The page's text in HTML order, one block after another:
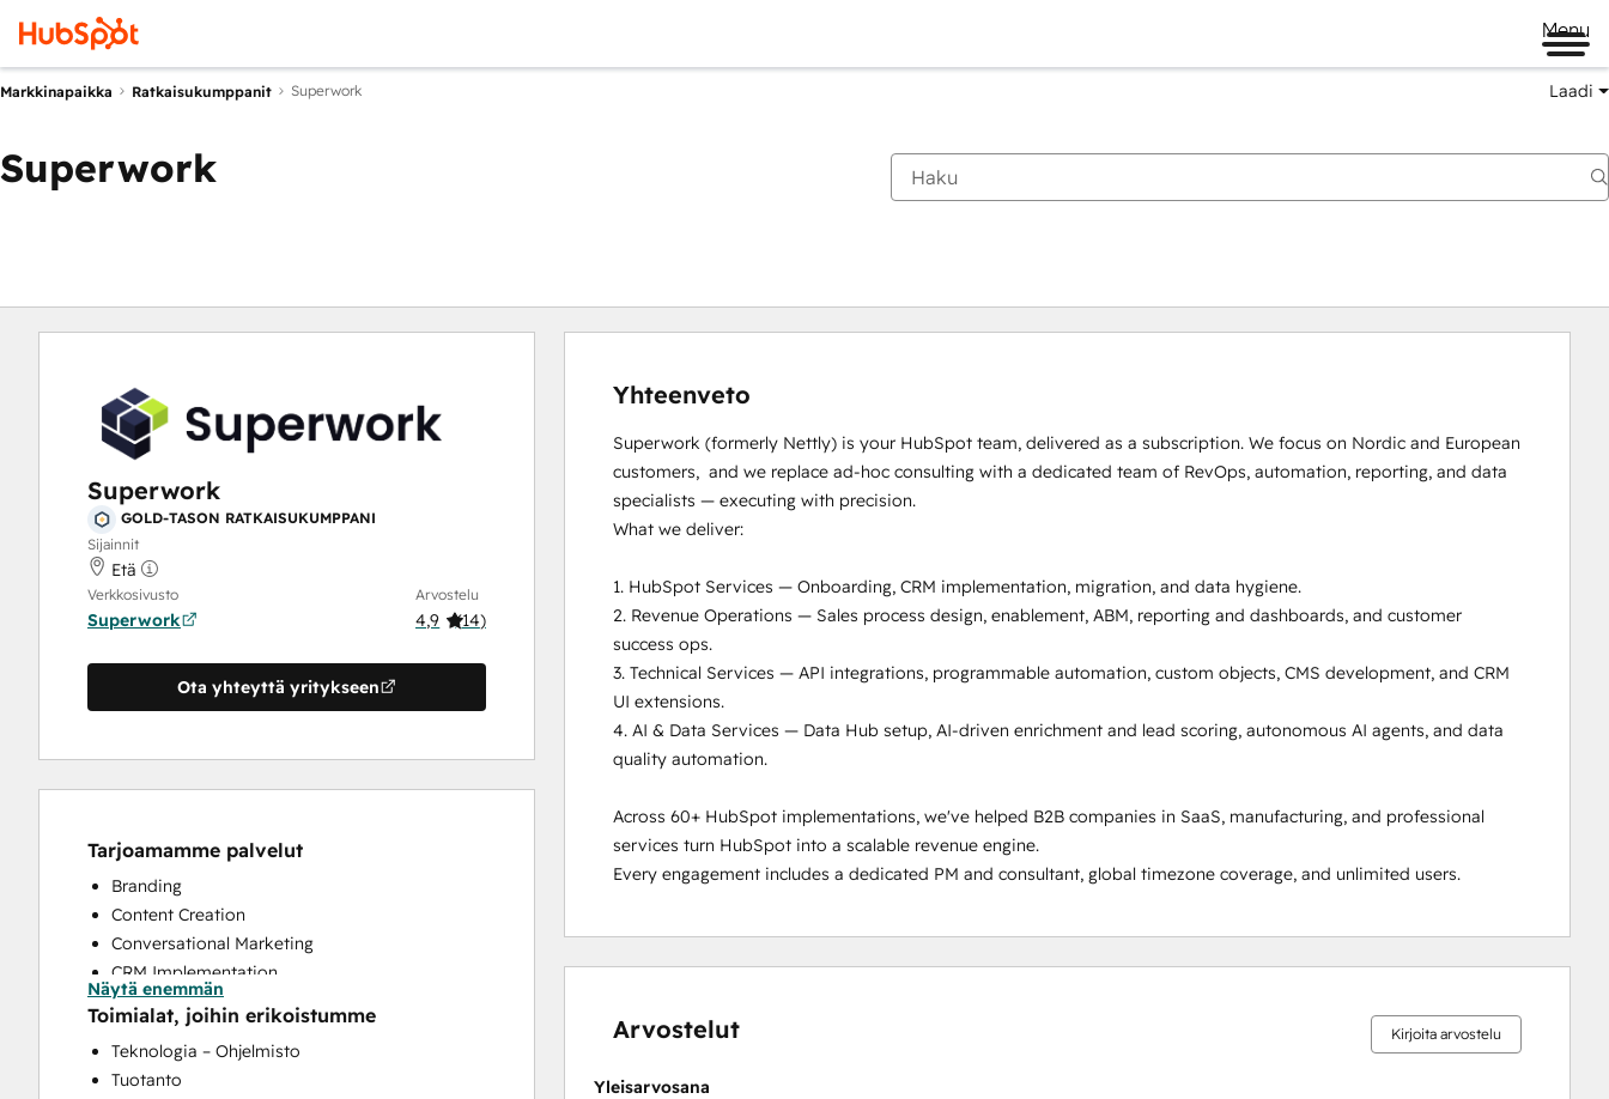
Menu
Markkinapaikka Ratkaisukumppanit Superwork Laadi
Superwork
Superwork
GOLD-TASON RATKAISUKUMPPANI
Sijainnit
Etä
Verkkosivusto
Superwork
Arvostelu
4,9 (14)
Ota yhteyttä yritykseen
Tarjoamamme palvelut
Branding
Content Creation
Conversational Marketing
CRM Implementation
CRM Migration
Custom API Integrations
Email Marketing
Full Inbound Marketing Services
Näytä enemmän
Toimialat, joihin erikoistumme
Teknologia – Ohjelmisto
Tuotanto
Yhteenveto
Superwork (formerly Nettly) is your HubSpot team, delivered as a subscription. We focus on Nordic and European
customers,  and we replace ad-hoc consulting with a dedicated team of RevOps, automation, reporting, and data
specialists — executing with precision.
What we deliver:
1. HubSpot Services — Onboarding, CRM implementation, migration, and data hygiene.
2. Revenue Operations — Sales process design, enablement, ABM, reporting and dashboards, and customer
success ops.
3. Technical Services — API integrations, programmable automation, custom objects, CMS development, and CRM
UI extensions.
4. AI & Data Services — Data Hub setup, AI-driven enrichment and lead scoring, autonomous AI agents, and data
quality automation.
Across 60+ HubSpot implementations, we've helped B2B companies in SaaS, manufacturing, and professional
services turn HubSpot into a scalable revenue engine.
Every engagement includes a dedicated PM and consultant, global timezone coverage, and unlimited users.
Arvostelut Kirjoita arvostelu
Yleisarvosana